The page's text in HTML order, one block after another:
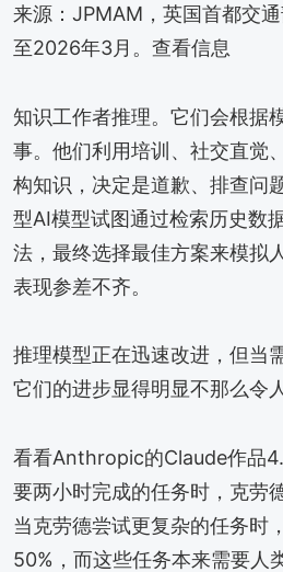
来源：JPMAM，英国首都交
至2026年3月。查看信息
知识工作者推理。它们会根据
事。他们利用培训、社交直觉
构知识，决定是道歉、排查问
型AI模型试图通过检索历史数
法，最终选择最佳方案来模拟
表现参差不齐。
推理模型正在迅速改进，但当
它们的进步显得明显不那么令
看看Anthropic的Claude作品
要两小时完成的任务时，克劳
当克劳德尝试更复杂的任务时
50%，而这些任务本来需要人